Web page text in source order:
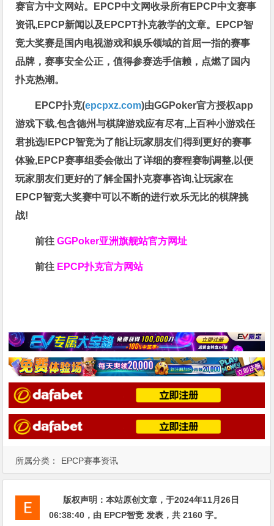
所属分类： EPCP赛事资讯
赛官方中文网站。EPCP中文网收录所有EPCP中文赛事
资讯,EPCP新闻以及EPCPT扑克教学的文章。EPCP智
竞大奖赛是国内电视游戏和娱乐领域的首屈一指的赛事
品牌，赛事安全公正，值得参赛选手信赖，点燃了国内
扑克热潮。
EPCP扑克(epcpxz.com)由GGPoker官方授权app
游戏下载,包含德州与棋牌游戏应有尽有,上百种小游戏任
君挑选!EPCP智竞为了能让玩家朋友们得到更好的赛事
体验,EPCP赛事组委会做出了详细的赛程赛制调整,以便
玩家朋友们更好的了解全国扑克赛事咨询,让玩家在
EPCP智竞大奖赛中可以不断的进行欢乐无比的棋牌挑
战!
前往GGPoker亚洲旗舰站官方网址
前往 EPCP扑克官方网站
版权声明：本站原创文章，于2024年11月26日
06:38:40 ，由 EPCP智竞 发表，共 2160 字。